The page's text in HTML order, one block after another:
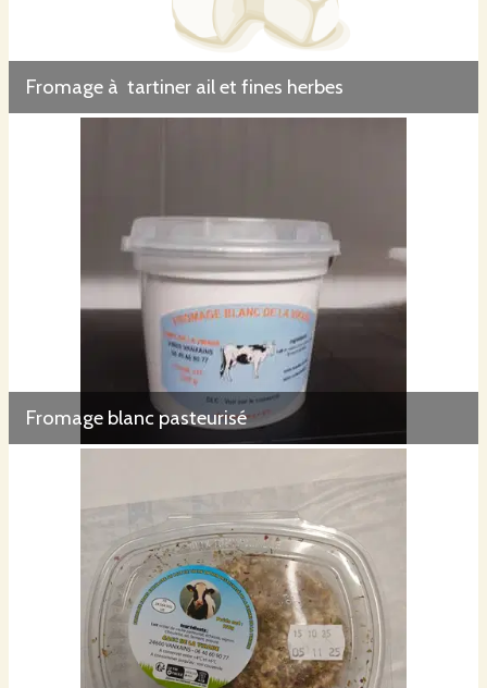
Fromage à tartiner ail et fines herbes
Fromage blanc pasteurisé